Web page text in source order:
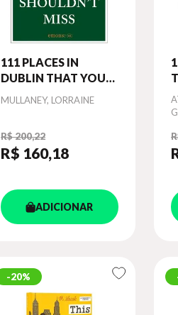
111 PLACES IN
DUBLIN THAT YOU
SHOULDN T MISS
Autor
MULLANEY, LORRAINE
R$ 200,22
R$ 160,18
ADICIONAR
20%